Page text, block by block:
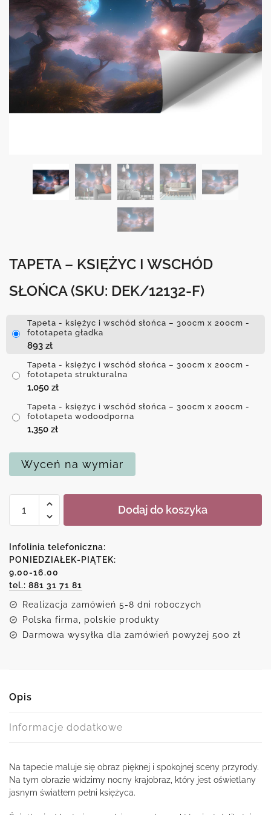
TAPETA – KSIĘŻYC I WSCHÓD
SŁOŃCA (SKU: DEK/12132-F)
Tapeta - księżyc i wschód słońca – 300cm x 200cm -
fototapeta gładka
893 zł
Tapeta - księżyc i wschód słońca – 300cm x 200cm -
fototapeta strukturalna
1,050 zł
Tapeta - księżyc i wschód słońca – 300cm x 200cm -
fototapeta wodoodporna
1,350 zł
Wyceń na wymiar
Tapeta
księżyc
i
wschód
słońca
Dodaj do koszyka
Infolinia telefoniczna:
PONIEDZIAŁEK-PIĄTEK:
9.00-16.00
tel.: 881 31 71 81
Realizacja zamówień 5-8 dni roboczych
Polska firma, polskie produkty
Darmowa wysyłka dla zamówień powyżej 500 zł
Opis
Informacje dodatkowe
Na tapecie maluje się obraz pięknej i spokojnej sceny przyrody.
Na tym obrazie widzimy nocny krajobraz, który jest oświetlany
jasnym światłem pełni księżyca.